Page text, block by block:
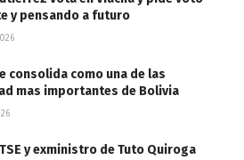
y pensando a futuro
consolida como una de las
mas importantes de Bolivia
y exministro de Tuto Quiroga